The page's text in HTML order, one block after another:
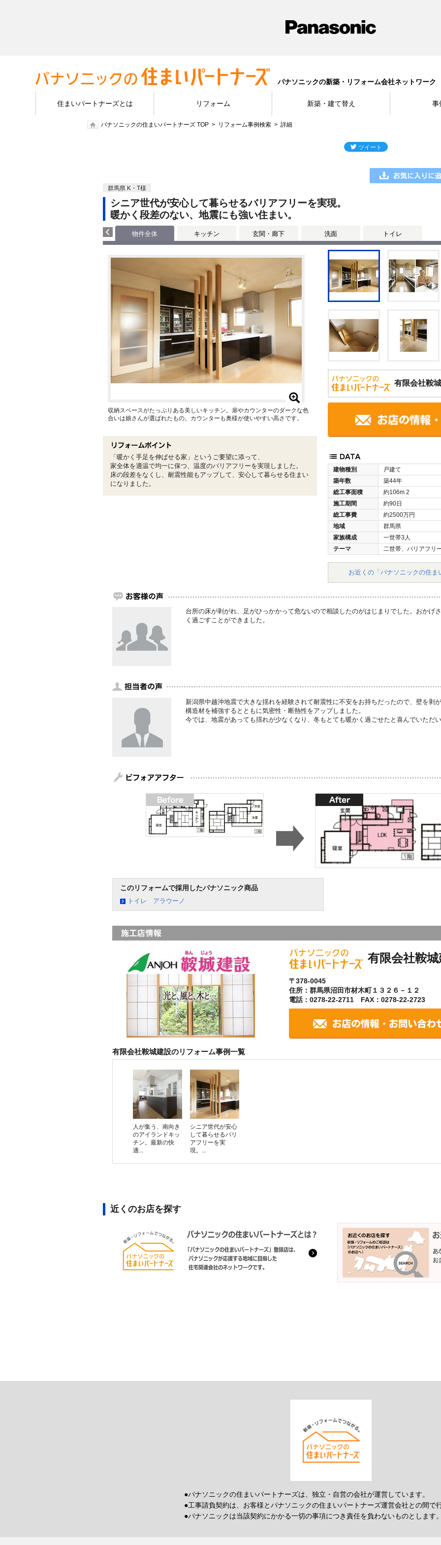
パナソニックの新築・リフォーム会社ネットワーク
住まいパートナーズとは リフォーム 新築・建て替え 事
パナソニックの住まいパートナーズ TOP リフォーム事例検索 詳細
群馬県 K・T様
シニア世代が安心して暮らせるバリアフリーを実現。
暖かく段差のない、地震にも強い住まい。
物件全体 キッチン 玄関・廊下 洗面 トイレ
有限会社鞍
建物種別
戸建て
築年数
築44年
総工事面積
約106m 2
施工期間
約90日
総工事費
約2500万円
地域
群馬県
家族構成
一世帯3人
テーマ
二世帯、バリアフリ
お近くの「パナソニックの住
収納スペースがたっぷりある美しいキッチン。扉やカウンターのダークな色
合いは娘さんが選ばれたもの。カウンターも奥様が使いやすい高さです。
「暖かく手足を伸ばせる家」というご要望に添って、
家全体を適温で均一に保つ、温度のバリアフリーを実現しました。
床の段差をなくし、耐震性能もアップして、安心して暮らせる住まい
になりました。
台所の床が剥がれ、足がひっかかって危ないので相談したのがはじまりでした。おかげ
く過ごすことができました。
新潟県中越沖地震で大きな揺れを経験されて耐震性に不安をお持ちだったので、壁を剥
構造材を補強するとともに気密性・断熱性をアップしました。
今では、地震があっても揺れが少なくなり、冬もとても暖かく過ごせたと喜んでいただ
このリフォームで採用したパナソニック商品
トイレ アラウーノ
有限会社鞍
〒378-0045
住所：群馬県沼田市材木町１３２６－１２
電話：0278-22-2711 FAX：0278-22-2723
有限会社鞍城建設のリフォーム事例一覧
人が集う、南向き
のアイランドキッ
チン。最新の快
適...
シニア世代が安心
して暮らせるバリ
アフリーを実
現。...
近くのお店を探す
●パナソニックの住まいパートナーズは、独立・自営の会社が運営しています。
●工事請負契約は、お客様とパナソニックの住まいパートナーズ運営会社との間で
●パナソニックは当該契約にかかる一切の事項につき責任を負わないものとします